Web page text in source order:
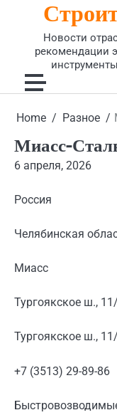
Новости
рекомендации
Home Разное
Миасс-
6 апреля, 2026
Россия
Челябинская
Миасс
Тургоякское ш.,
Тургоякское ш.,
+7 (3513) 29-89-86